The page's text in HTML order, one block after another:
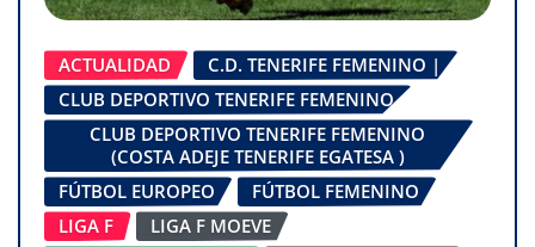
ACTUALIDAD
C.D. TENERIFE FEMENINO |
CLUB DEPORTIVO TENERIFE FEMENINO
CLUB DEPORTIVO TENERIFE FEMENINO
(COSTA ADEJE TENERIFE EGATESA )
FÚTBOL EUROPEO
FÚTBOL FEMENINO
LIGA F
LIGA F MOEVE